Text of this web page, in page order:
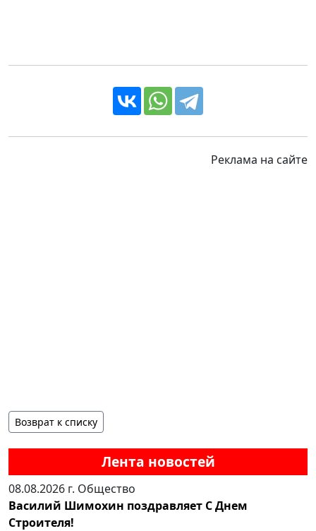
Лента новостей
08.08.2026 г. Общество
Василий Шимохин поздравляет С Днем
Строителя!
Реклама на сайте
Возврат к списку